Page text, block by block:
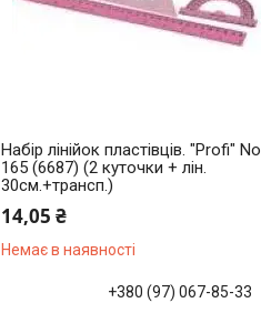
Набір лінійок пластівців. "Profi" No
165 (6687) (2 куточки + лін.
30см.+трансп.)
14,05 ₴
Немає в наявності
+380 (97) 067-85-33